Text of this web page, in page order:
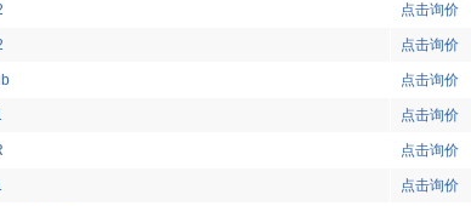
点击询价
点击询价
点击询价
点击询价
点击询价
点击询价